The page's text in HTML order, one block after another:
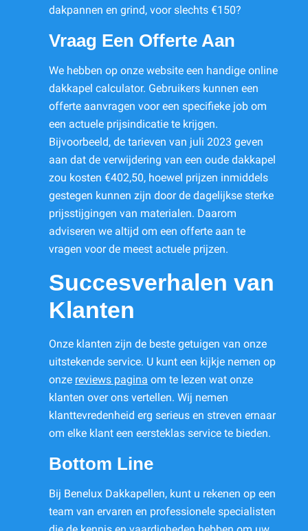
dakpannen en grind, voor slechts €150?
Vraag Een Offerte Aan
We hebben op onze website een handige online
dakkapel calculator. Gebruikers kunnen een
offerte aanvragen voor een specifieke job om
een actuele prijsindicatie te krijgen.
Bijvoorbeeld, de tarieven van juli 2023 geven
aan dat de verwijdering van een oude dakkapel
zou kosten €402,50, hoewel prijzen inmiddels
gestegen kunnen zijn door de dagelijkse sterke
prijsstijgingen van materialen. Daarom
adviseren we altijd om een offerte aan te
vragen voor de meest actuele prijzen.
Succesverhalen van
Klanten
Onze klanten zijn de beste getuigen van onze
uitstekende service. U kunt een kijkje nemen op
onze reviews pagina om te lezen wat onze
klanten over ons vertellen. Wij nemen
klanttevredenheid erg serieus en streven ernaar
om elke klant een eersteklas service te bieden.
Bottom Line
Bij Benelux Dakkapellen, kunt u rekenen op een
team van ervaren en professionele specialisten